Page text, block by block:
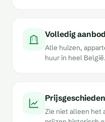
Volledig
Alle huizen,
huur in heel België.
Zie niet alleen het